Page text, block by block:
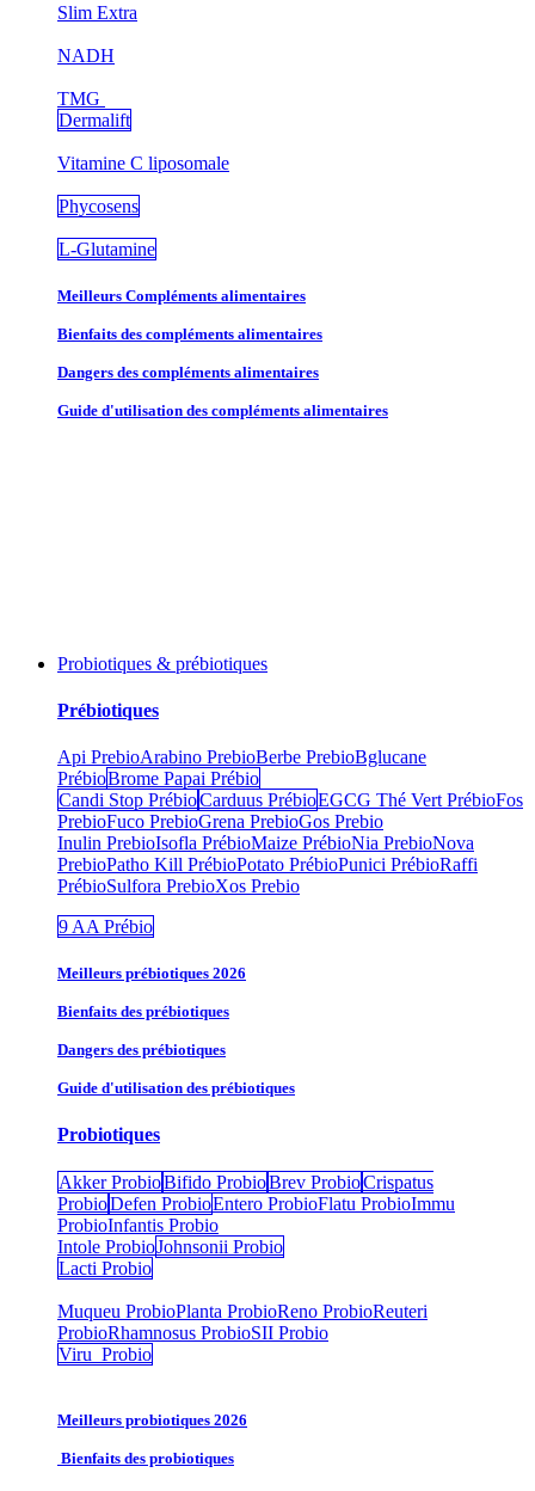
Slim Extra
NADH
TMG
Dermalift
Vitamine C liposomale
Phycosens
L-Glutamine
Meilleurs Compléments alimentaires
Bienfaits des compléments alimentaires
Dangers des compléments alimentaires
Guide d'utilisation des compléments alimentaires
Probiotiques & prébiotiques
Prébiotiques
Api PrebioArabino PrebioBerbe PrebioBglucane
PrébioBrome Papai Prébio
Candi Stop PrébioCarduus PrébioEGCG Thé Vert PrébioFos
PrebioFuco PrebioGrena PrebioGos Prebio
Inulin PrebioIsofla PrébioMaize PrébioNia PrebioNova
PrebioPatho Kill PrébioPotato PrébioPunici PrébioRaffi
PrébioSulfora PrebioXos Prebio
9 AA Prébio
Meilleurs prébiotiques 2026
Bienfaits des prébiotiques
Dangers des prébiotiques
Guide d'utilisation des prébiotiques
Probiotiques
Akker ProbioBifido ProbioBrev ProbioCrispatus
ProbioDefen ProbioEntero Probio​Flatu Probio​Immu
ProbioInfantis Probio
Intole ProbioJohnsonii Probio
Lacti Probio
Muqueu ProbioPlanta ProbioReno ProbioReuteri
ProbioRhamnosus ProbioSII Probio
Viru Probio
Meilleurs probiotiques 2026
Bienfaits des probiotiques